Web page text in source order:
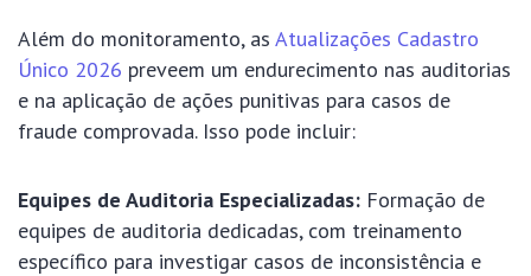
Além do monitoramento, as Atualizações Cadastro
Único 2026 preveem um endurecimento nas auditorias
e na aplicação de ações punitivas para casos de
fraude comprovada. Isso pode incluir:
Equipes de Auditoria Especializadas: Formação de
equipes de auditoria dedicadas, com treinamento
específico para investigar casos de inconsistência e